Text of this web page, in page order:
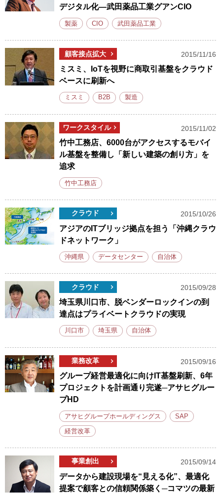
デジタル化―武田薬品工業グアンCIO
製薬 CIO 武田薬品工業
顧客接点拡大 2015/11/16
ミスミ、IoTを視野に商取引基盤をクラウド
ベースに刷新へ
ミスミ B2B 製造
ワークスタイル 2015/11/02
竹中工務店、6000台がアクセスするモバイ
ル基盤を整備し「新しい建築の創り方」を
追求
竹中工務店
クラウド 2015/10/26
アジアのITブリッジ拠点を担う「沖縄クラウ
ドネットワーク」
沖縄県 データセンター 自治体
クラウド 2015/09/28
埼玉県川口市、脱ベンダーロックインの到
達点はプライベートクラウドの実現
川口市 埼玉県 自治体
業務改革 2015/09/16
グループ経営最適化に向けIT基盤刷新、6年
プロジェクトを計画通り完遂─アサヒグルー
プHD
アサヒグループホールディングス SAP
経営改革
事業創出 2015/09/14
データから建設現場を“見える化”、最適化
提案で顧客との信頼関係築く─コマツの最新